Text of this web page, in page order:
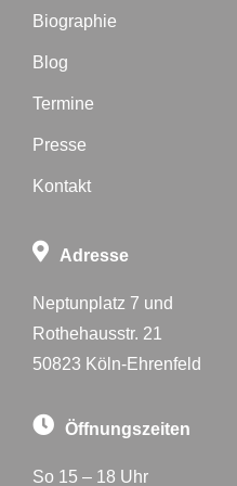
Biographie
Blog
Termine
Presse
Kontakt
Adresse
Neptunplatz 7 und
Rothehausstr. 21
50823 Köln-Ehrenfeld
Öffnungszeiten
So 15 – 18 Uhr